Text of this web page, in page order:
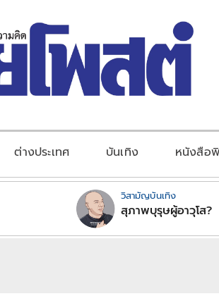
ต่างประเทศ บันเทิง หนังสือ
วิสามัญบันเทิง
สุภาพบุรุษผู้อาวุโส?